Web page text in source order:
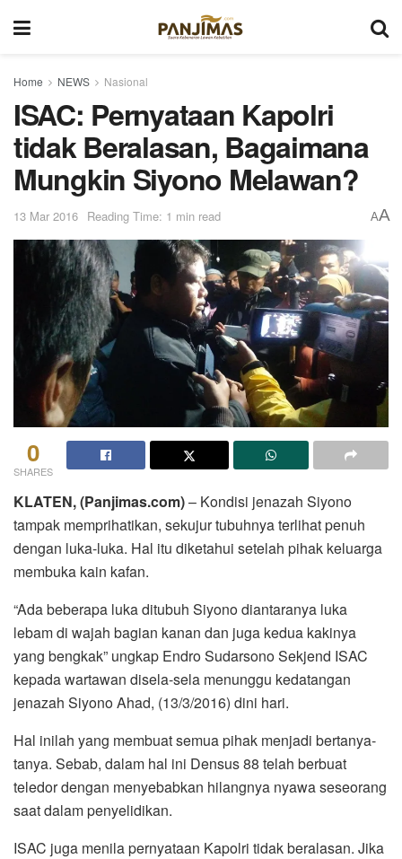
Home NEWS Nasional
ISAC: Pernyataan Kapolri
tidak Beralasan, Bagaimana
Mungkin Siyono Melawan?
13 Mar 2016 Reading Time: 1 min read AA
0
SHARES
KLATEN, (Panjimas.com)– Kondisi jenazah Siyono
tampak memprihatikan, sekujur tubuhnya terlihat penuh
dengan luka-luka. Hal itu diketahui setelah pihak keluarga
membuka kain kafan.
“Ada beberapa luka ditubuh Siyono diantaranya luka
lebam di wajah bagian kanan dan juga kedua kakinya
yang bengkak” ungkap Endro Sudarsono Sekjend ISAC
kepada wartawan disela-sela menunggu kedatangan
jenazah Siyono Ahad, (13/3/2016) dini hari.
Hal inilah yang membuat semua pihak menjadi bertanya-
tanya. Sebab, dalam hal ini Densus 88 telah berbuat
teledor dengan menyebabkan hilangnya nyawa seseorang
saat dalam penyelidikan.
ISAC juga menila pernyataan Kapolri tidak beralasan. Jika